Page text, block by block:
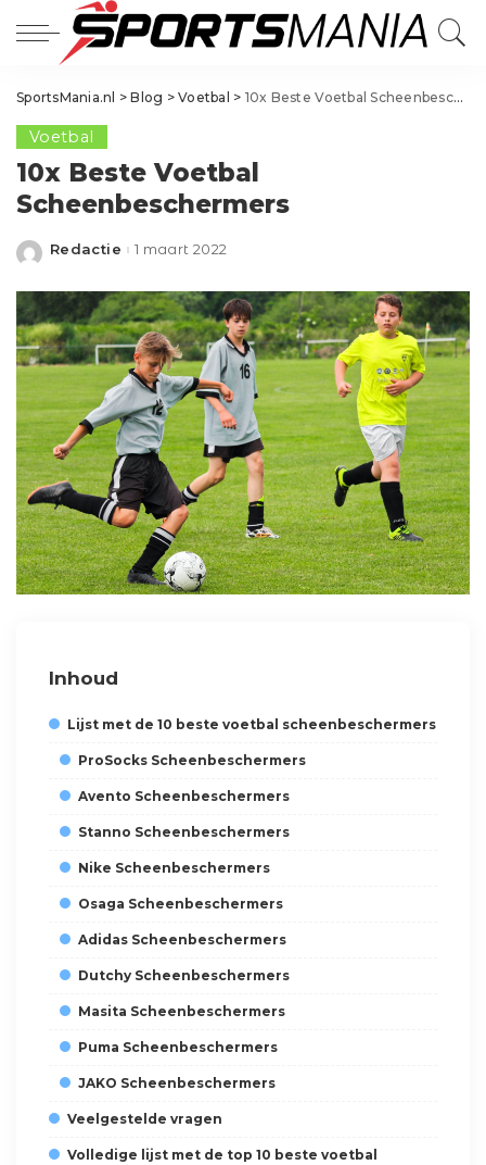
SportsMania.nl >Blog >Voetbal > 10x Beste Voetbal Scheenbeschermers
Voetbal
10x Beste Voetbal
Scheenbeschermers
Posted
Redactie 1 maart 2022
Inhoud
Lijst met de 10 beste voetbal scheenbeschermers
ProSocks Scheenbeschermers
Avento Scheenbeschermers
Stanno Scheenbeschermers
Nike Scheenbeschermers
Osaga Scheenbeschermers
Adidas Scheenbeschermers
Dutchy Scheenbeschermers
Masita Scheenbeschermers
Puma Scheenbeschermers
JAKO Scheenbeschermers
Veelgestelde vragen
Volledige lijst met de top 10 beste voetbal